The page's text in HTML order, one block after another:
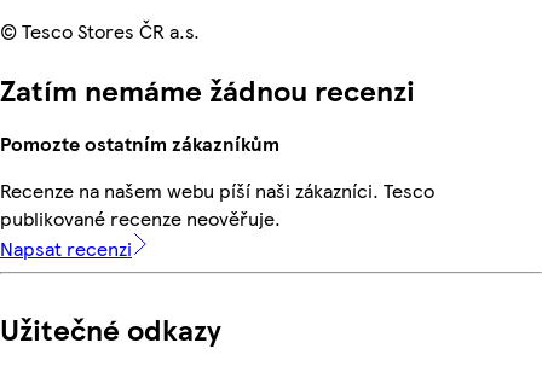
© Tesco Stores ČR a.s.
Zatím nemáme žádnou recenzi
Pomozte ostatním zákazníkům
Recenze na našem webu píší naši zákazníci. Tesco
publikované recenze neověřuje.
Napsat recenzi
Užitečné odkazy